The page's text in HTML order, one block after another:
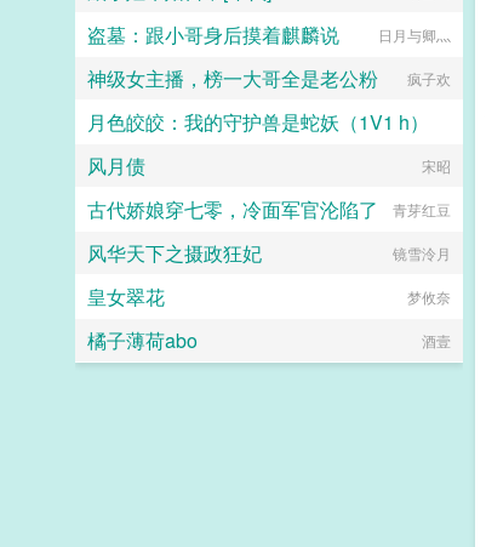
盗墓：跟小哥身后摸着麒麟说 日月与卿灬
神级女主播，榜一大哥全是老公粉 疯子欢
月色皎皎：我的守护兽是蛇妖（1V1 h）
暗黑猫妖
风月债 宋昭
古代娇娘穿七零，冷面军官沦陷了 青芽红豆
风华天下之摄政狂妃 镜雪泠月
皇女翠花 梦攸奈
橘子薄荷abo 酒壹